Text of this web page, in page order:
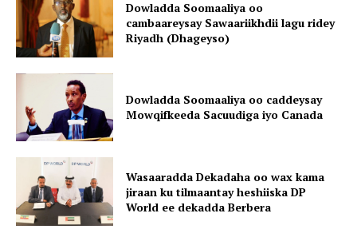
Dowladda Soomaaliya oo
cambaareysay Sawaariikhdii lagu ridey
Riyadh (Dhageyso)
Dowladda Soomaaliya oo caddeysay
Mowqifkeeda Sacuudiga iyo Canada
Wasaaradda Dekadaha oo wax kama
jiraan ku tilmaantay heshiiska DP
World ee dekadda Berbera